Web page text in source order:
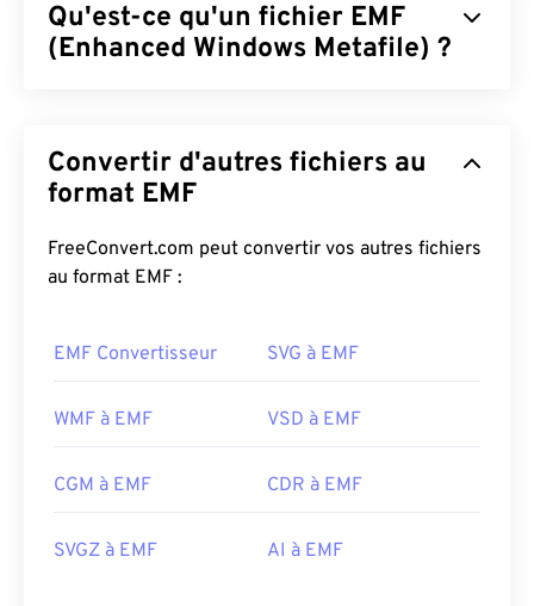
Qu'est-ce qu'un fichier EMF
(Enhanced Windows Metafile) ?
descendant du format WMF (Windows Metafile
Format). Avec une palette de couleurs étendue de
périphérique, EMF constitue une amélioration par
rapport au format de fichier 16 bits du WMF.
EMF estXnView MP
, compatible avec toutes les
populaire pour ouvrir les fichiers WMF. Sous
Illustratorest un autre excellent programme pour
Convertir d'autres fichiers au
format EMF
FreeConvert.com peut convertir vos autres fichiers
au format EMF :
EMF Convertisseur SVG à EMF
WMF à EMF VSD à EMF
CGM à EMF CDR à EMF
SVGZ à EMF AI à EMF